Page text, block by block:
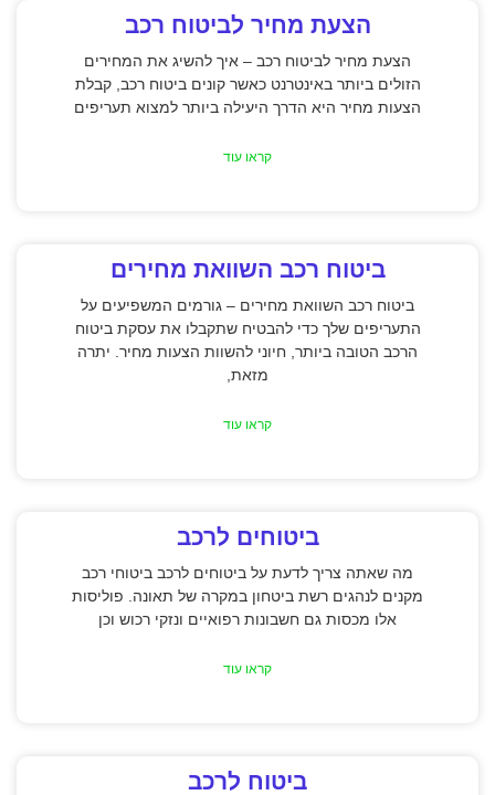
הצעת מחיר לביטוח רכב
הצעת מחיר לביטוח רכב – איך להשיג את המחירים
הזולים ביותר באינטרנט כאשר קונים ביטוח רכב, קבלת
הצעות מחיר היא הדרך היעילה ביותר למצוא תעריפים
קראו עוד
ביטוח רכב השוואת מחירים
ביטוח רכב השוואת מחירים – גורמים המשפיעים על
התעריפים שלך כדי להבטיח שתקבלו את עסקת ביטוח
הרכב הטובה ביותר, חיוני להשוות הצעות מחיר. יתרה
מזאת,
קראו עוד
ביטוחים לרכב
מה שאתה צריך לדעת על ביטוחים לרכב ביטוחי רכב
מקנים לנהגים רשת ביטחון במקרה של תאונה. פוליסות
אלו מכסות גם חשבונות רפואיים ונזקי רכוש וכן
קראו עוד
ביטוח לרכב